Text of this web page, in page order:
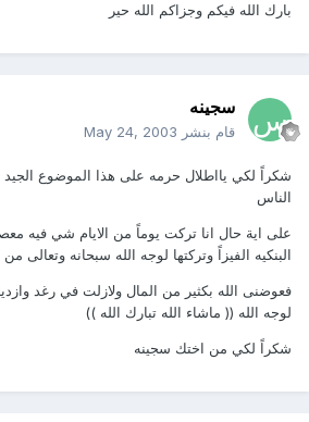
بارك الله فيكم وجزاكم الله حير
سجينه
قام بنشر May 24, 2003
شكراً لكي يااطلال حرمه على هذا الموضوع
الناس
على اية حال انا تركت يوماً من الايام شي فيه
البنكيه الفيزاً وتركتها لوجه الله سبحانه
فعوضنى الله بكثير من المال ولازلت في رغد
لوجه الله (( ماشاء الله تبارك الله ))
شكراً لكي من اختك سجينه